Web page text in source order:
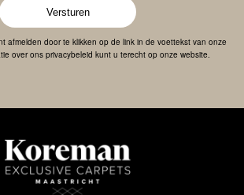
Versturen
afmelden door te klikken op de link in de voettekst van onze
over ons privacybeleid kunt u terecht op onze website.